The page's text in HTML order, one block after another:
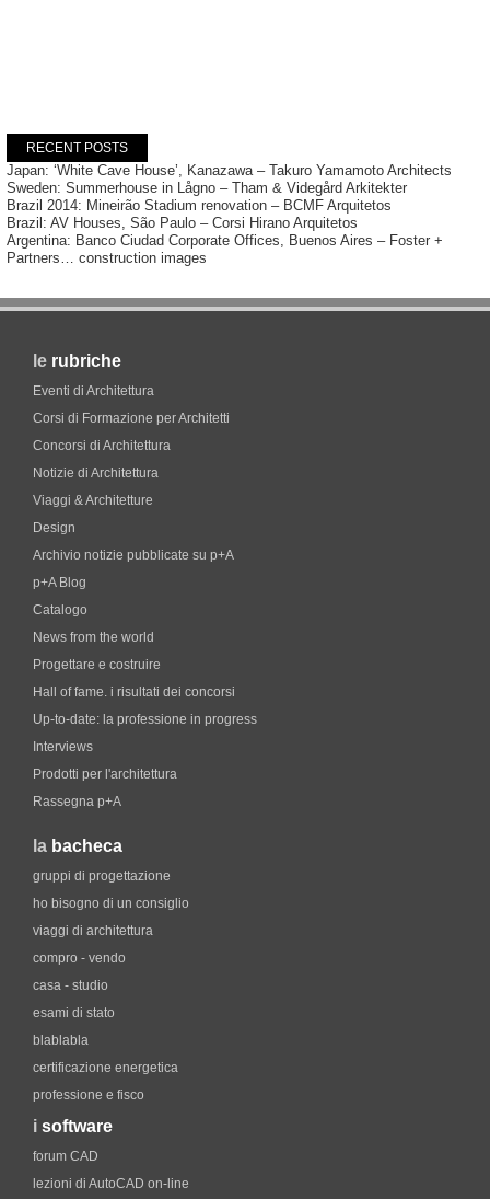
RECENT POSTS
Japan: ‘White Cave House’, Kanazawa – Takuro Yamamoto Architects
Sweden: Summerhouse in Lågno – Tham & Videgård Arkitekter
Brazil 2014: Mineirão Stadium renovation – BCMF Arquitetos
Brazil: AV Houses, São Paulo – Corsi Hirano Arquitetos
Argentina: Banco Ciudad Corporate Offices, Buenos Aires – Foster +
Partners… construction images
le rubriche
Eventi di Architettura
Corsi di Formazione per Architetti
Concorsi di Architettura
Notizie di Architettura
Viaggi & Architetture
Design
Archivio notizie pubblicate su p+A
p+A Blog
Catalogo
News from the world
Progettare e costruire
Hall of fame. i risultati dei concorsi
Up-to-date: la professione in progress
Interviews
Prodotti per l'architettura
Rassegna p+A
la bacheca
gruppi di progettazione
ho bisogno di un consiglio
viaggi di architettura
compro - vendo
casa - studio
esami di stato
blablabla
certificazione energetica
professione e fisco
i software
forum CAD
lezioni di AutoCAD on-line